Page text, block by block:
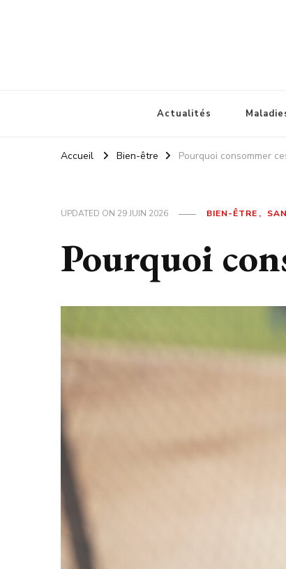
Actualités
Accueil Bien-être Pourquoi consommer
UPDATED ON 29 JUIN 2026 BIEN-ÊTRE
Pourquoi